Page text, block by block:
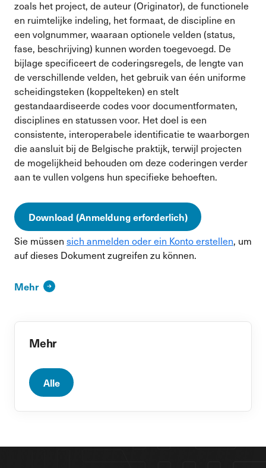
zoals het project, de auteur (Originator), de functionele
en ruimtelijke indeling, het formaat, de discipline en
een volgnummer, waaraan optionele velden (status,
fase, beschrijving) kunnen worden toegevoegd. De
bijlage specificeert de coderingsregels, de lengte van
de verschillende velden, het gebruik van één uniforme
scheidingsteken (koppelteken) en stelt
gestandaardiseerde codes voor documentformaten,
disciplines en statussen voor. Het doel is een
consistente, interoperabele identificatie te waarborgen
die aansluit bij de Belgische praktijk, terwijl projecten
de mogelijkheid behouden om deze coderingen verder
aan te vullen volgens hun specifieke behoeften.
Download (Anmeldung erforderlich)
Sie müssen sich anmelden oder ein Konto erstellen, um
auf dieses Dokument zugreifen zu können.
Mehr
Mehr
Alle